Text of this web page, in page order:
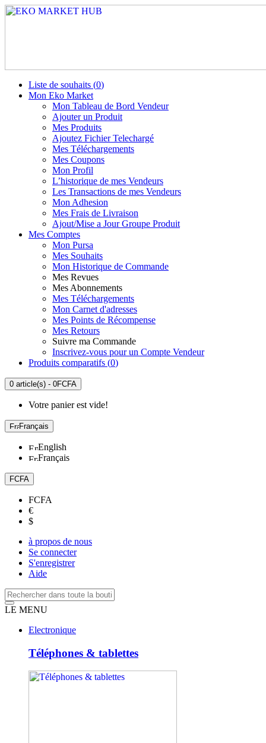
Liste de souhaits (0)
Mon Eko Market
Mon Tableau de Bord Vendeur
Ajouter un Produit
Mes Produits
Ajoutez Fichier Telechargé
Mes Téléchargements
Mes Coupons
Mon Profil
L’historique de mes Vendeurs
Les Transactions de mes Vendeurs
Mon Adhesion
Mes Frais de Livraison
Ajout/Mise a Jour Groupe Produit
Mes Comptes
Mon Pursa
Mes Souhaits
Mon Historique de Commande
Mes Revues
Mes Abonnements
Mes Téléchargements
Mon Carnet d'adresses
Mes Points de Récompense
Mes Retours
Suivre ma Commande
Inscrivez-vous pour un Compte Vendeur
Produits comparatifs (0)
0 article(s) - 0FCFA
Votre panier est vide!
Français
English
Français
FCFA
FCFA
€
$
à propos de nous
Se connecter
S'enregistrer
Aide
LE MENU
Electronique
Téléphones & tablettes